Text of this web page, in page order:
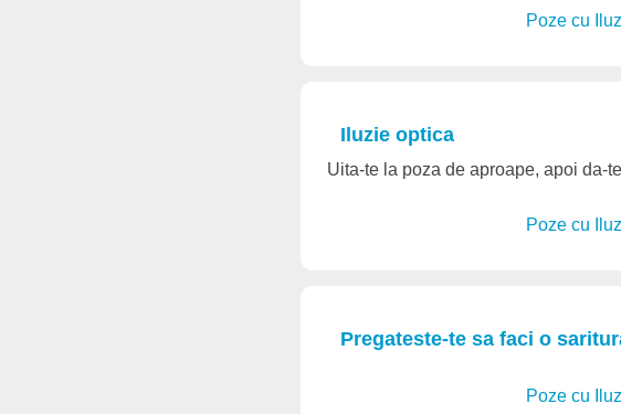
Poze cu
Iluzie optica
Uita-te la poza de aproape, apoi da-
Poze cu
Pregateste-te sa faci o
Poze cu